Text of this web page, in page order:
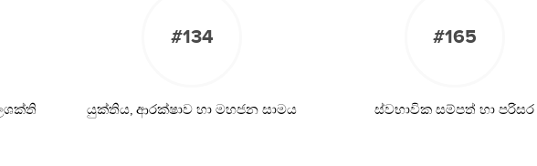
#134
යුක්තිය, ආරක්ෂාව හා මහජන සාමය
#165
ස්වභාවික සම්පත් හා පරිසර